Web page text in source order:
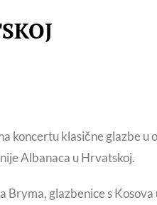
koncertu klasične glazbe u
Albanaca u Hrvatskoj.
glazbenice s